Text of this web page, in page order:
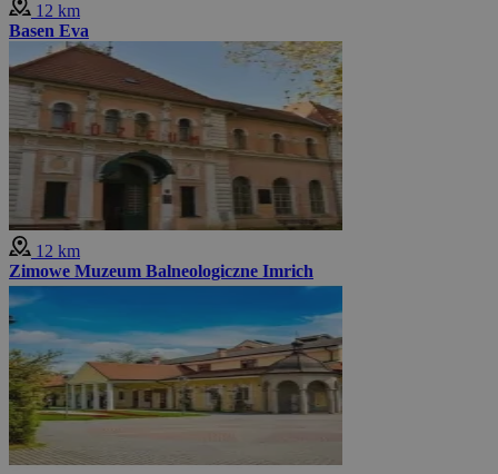
12 km
Basen Eva
12 km
Zimowe Muzeum Balneologiczne Imrich